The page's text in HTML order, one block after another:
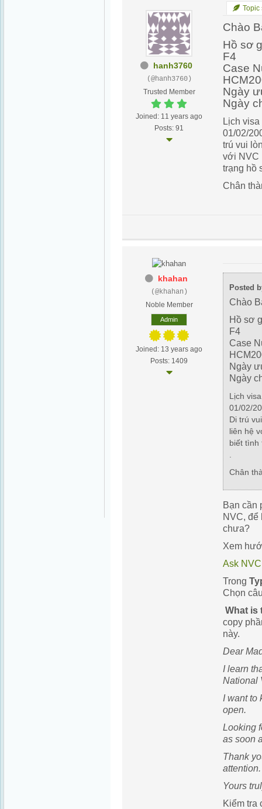
hanh3760
(@hanh3760)
Trusted Member
Joined: 11 years ago
Posts: 91
Topic
Chào
Hồ sơ
F4
Case
Ngày
Ngày
Lịch
01/02/
trú vui
với NVC
trạng hồ
Chân
khahan
(@khahan)
Noble Member
Admin
Joined: 13 years ago
Posts: 1409
Posted
Chào
Hồ sơ
F4
Case
Ngày
Ngày
Lịch
01/02/
Di trú
liên hệ
biết tình
Chân
Bạn cần
NVC,
chưa?
Xem
Ask NVC
Trong
Chọn
What is
copy
này.
Dear
I learn
National
I want to
open.
Looking
as soon
Thank
attention.
Yours
Kiểm tra